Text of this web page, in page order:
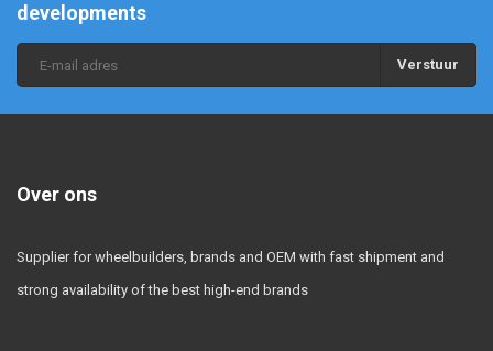
developments
Verstuur
Over ons
Supplier for wheelbuilders, brands and OEM with fast shipment and
strong availability of the best high-end brands